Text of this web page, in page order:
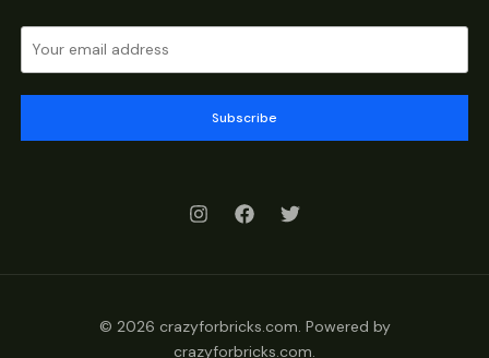
Subscribe
© 2026 crazyforbricks.com. Powered by
crazyforbricks.com.